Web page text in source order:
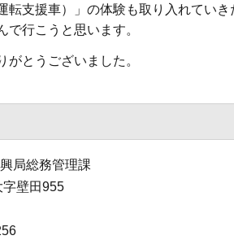
転支援車）」の体験も取り入れてい
行こうと思います。
がとうございました。
局総務管理課
壁田955